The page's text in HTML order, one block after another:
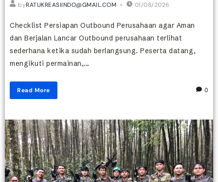
byRATUKREASIINDO@GMAIL.COM 01/08/2026
Checklist Persiapan Outbound Perusahaan agar Aman
dan Berjalan Lancar Outbound perusahaan terlihat
sederhana ketika sudah berlangsung. Peserta datang,
mengikuti permainan,...
Read More 0